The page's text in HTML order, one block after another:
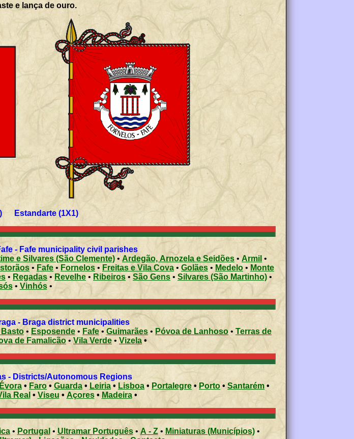
e lança de ouro.
Estandarte (1X1)
- Fafe municipality civil parishes
e Silvares (São Clemente) •Ardegão, Arnozela e Seidões • Armil •
• Fafe • Fornelos • Freitas e Vila Cova • Golães • Medelo • Monte
• Regadas • Revelhe • Ribeiros • São Gens • Silvares (São Martinho) •
• Vinhós•
- Braga district municipalities
de Basto • Esposende • Fafe• Guimarães • Póvoa de Lanhoso • Terras de
Nova de Famalicão• Vila Verde • Vizela•
Autónomas - Districts/Autonomous Regions
Évora • Faro• Guarda • Leiria • Lisboa• Portalegre • Porto • Santarém •
Real • Viseu • Açores • Madeira •
• Portugal • Ultramar Português• A - Z• Miniaturas (Municípios)•